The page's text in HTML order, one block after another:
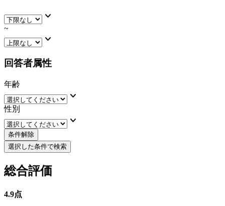
keyboard_arrow_down
~
keyboard_arrow_down
回答者属性
年齢
keyboard_arrow_down
性別
keyboard_arrow_down
条件解除
選択した条件で検索
総合評価
4.9点